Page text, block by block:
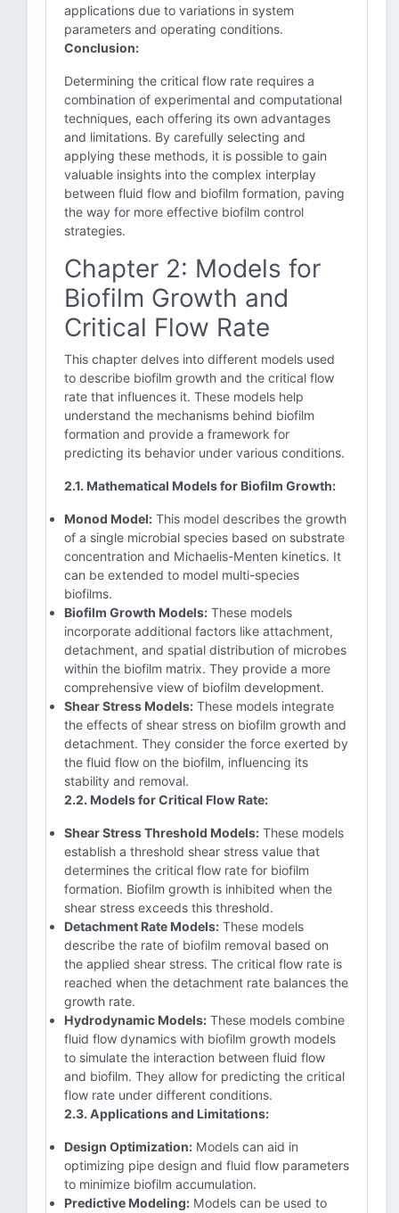
applications due to variations in system
parameters and operating conditions.
Conclusion:
Determining the critical flow rate requires a
combination of experimental and computational
techniques, each offering its own advantages
and limitations. By carefully selecting and
applying these methods, it is possible to gain
valuable insights into the complex interplay
between fluid flow and biofilm formation, paving
the way for more effective biofilm control
strategies.
Chapter 2: Models for
Biofilm Growth and
Critical Flow Rate
This chapter delves into different models used
to describe biofilm growth and the critical flow
rate that influences it. These models help
understand the mechanisms behind biofilm
formation and provide a framework for
predicting its behavior under various conditions.
2.1. Mathematical Models for Biofilm Growth:
Monod Model: This model describes the growth
of a single microbial species based on substrate
concentration and Michaelis-Menten kinetics. It
can be extended to model multi-species
biofilms.
Biofilm Growth Models: These models
incorporate additional factors like attachment,
detachment, and spatial distribution of microbes
within the biofilm matrix. They provide a more
comprehensive view of biofilm development.
Shear Stress Models: These models integrate
the effects of shear stress on biofilm growth and
detachment. They consider the force exerted by
the fluid flow on the biofilm, influencing its
stability and removal.
2.2. Models for Critical Flow Rate:
Shear Stress Threshold Models: These models
establish a threshold shear stress value that
determines the critical flow rate for biofilm
formation. Biofilm growth is inhibited when the
shear stress exceeds this threshold.
Detachment Rate Models: These models
describe the rate of biofilm removal based on
the applied shear stress. The critical flow rate is
reached when the detachment rate balances the
growth rate.
Hydrodynamic Models: These models combine
fluid flow dynamics with biofilm growth models
to simulate the interaction between fluid flow
and biofilm. They allow for predicting the critical
flow rate under different conditions.
2.3. Applications and Limitations:
Design Optimization: Models can aid in
optimizing pipe design and fluid flow parameters
to minimize biofilm accumulation.
Predictive Modeling: Models can be used to